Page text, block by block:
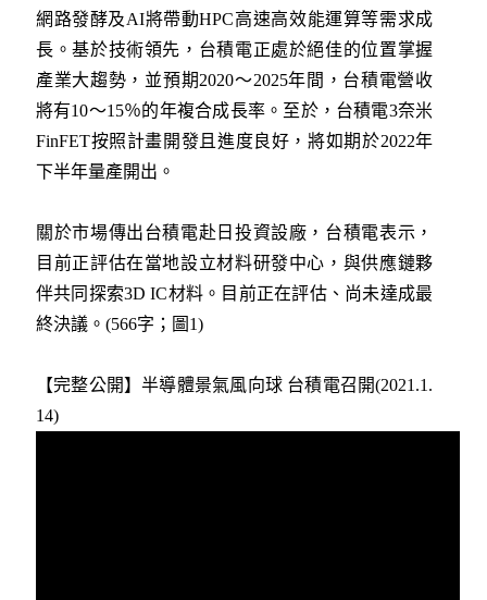
網路發酵及AI將帶動HPC高速高效能運算等需求成
長。基於技術領先，台積電正處於絕佳的位置掌握
產業大趨勢，並預期2020～2025年間，台積電營收
將有10～15％的年複合成長率。至於，台積電3奈米
FinFET按照計畫開發且進度良好，將如期於2022年
下半年量產開出。
關於市場傳出台積電赴日投資設廠，台積電表示，
目前正評估在當地設立材料研發中心，與供應鏈夥
伴共同探索3D IC材料。目前正在評估、尚未達成最
終決議。(566字；圖1)
【完整公開】半導體景氣風向球 台積電召開(2021.1.
14)